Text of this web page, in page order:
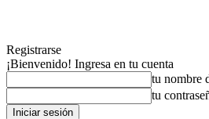
Registrarse
¡Bienvenido! Ingresa en tu cuenta
tu nombre
tu